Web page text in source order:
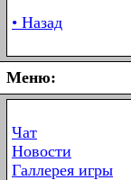
• Назад
Меню:
Чат
Новости
Галлерея игры